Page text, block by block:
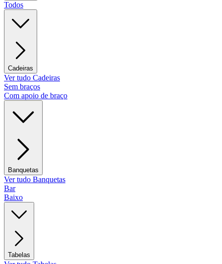
Todos
Cadeiras
Ver tudo Cadeiras
Sem braços
Com apoio de braço
Banquetas
Ver tudo Banquetas
Bar
Baixo
Tabelas